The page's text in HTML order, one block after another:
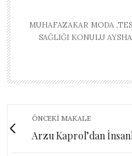
MUHAFAZAKAR MODA
SAĞLIĞI KONULU
ÖNCEKI MAKALE
Arzu Kaprol’dan